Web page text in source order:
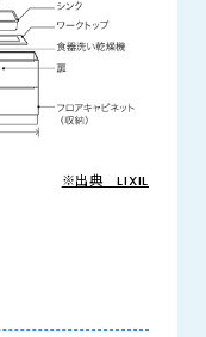
※出典 LIXIL